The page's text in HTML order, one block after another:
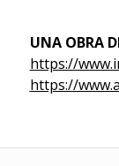
UNA OBRA
https://
https://